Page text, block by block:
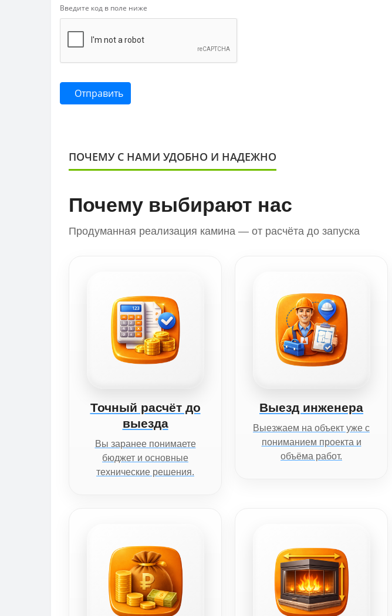
Введите код в поле ниже
Отправить
ПОЧЕМУ С НАМИ УДОБНО И НАДЕЖНО
Почему выбирают нас
Продуманная реализация камина — от расчёта до запуска
Точный расчёт до
выезда
Вы заранее понимаете
бюджет и основные
технические решения.
Выезд инженера
Выезжаем на объект уже с
пониманием проекта и
объёма работ.